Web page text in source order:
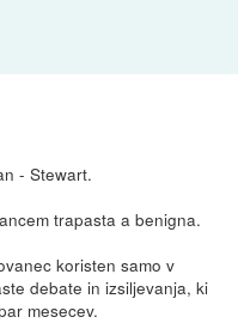
- Stewart.
trapasta a benigna.
koristen samo v
debate in izsiljevanja, ki
mesecev.